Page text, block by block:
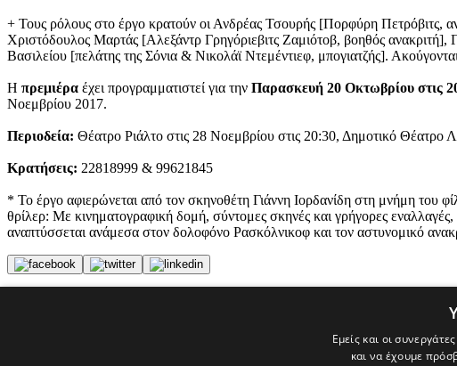
+ Τους ρόλους στο έργο κρατούν οι Ανδρέας Τσουρής [Πορφύρη Πετρόβιτς,
Χριστόδουλος Μαρτάς [Αλεξάντρ Γρηγόριεβιτς Ζαμιότοβ, βοηθός
Βασιλείου [πελάτης της Σόνια & Νικολάϊ Ντεμέντιεφ, μπογιατζής].
Η πρεμιέρα έχει προγραμματιστεί για την Παρασκευή 20 Οκτωβρίου στις
Νοεμβρίου 2017.
Περιοδεία: Θέατρο Ριάλτο στις 28 Νοεμβρίου στις 20:30, Δημοτικό Θέατρο
Κρατήσεις: 22818999 & 99621845
* Το έργο αφιερώνεται από τον σκηνοθέτη Γιάννη Ιορδανίδη στη μνήμη
θρίλερ: Με κινηματογραφική δομή, σύντομες σκηνές και γρήγορες
αναπτύσσεται ανάμεσα στον δολοφόνο Ρασκόλνικοφ και τον αστυνομικό
Εμείς και οι
και να έχουμε